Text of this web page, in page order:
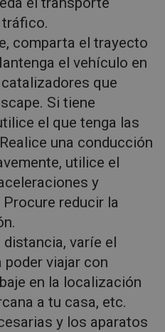
comparta el trayecto
el vehículo en
que
Si tiene
el que tenga las
una conducción
utilice el
y
reducir la
distancia, varíe el
poder viajar con
en la localización
a tu casa, etc.
y los aparatos